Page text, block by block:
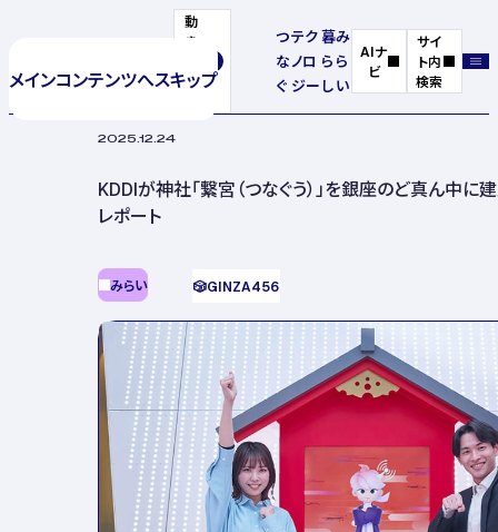
メインコンテンツへスキップ
動
き
停
つ
な
ぐ
テク
ノロ
ジー
暮
ら
し
み
ら
い
AIナ
ビ
サイ
ト内
検索
2025.12.24
KDDIが神社「繋宮（つなぐう）」を銀座のど真ん中に
レポート
みらい 🎲GINZA456